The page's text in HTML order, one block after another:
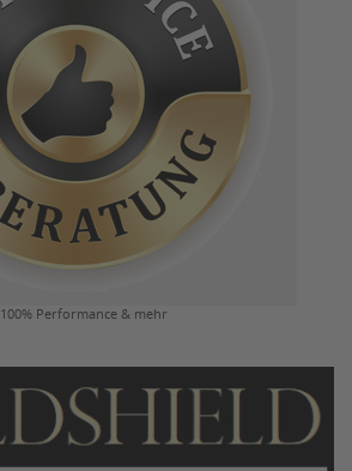
100% Performance & mehr